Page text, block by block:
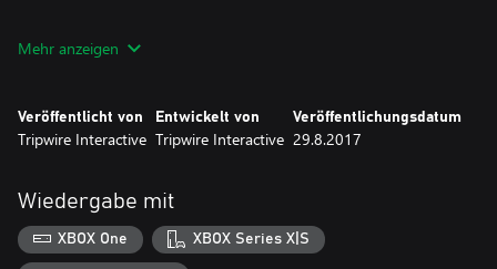
• Exklusive Inhalte für Xbox One – Sprühe Zeds mit flüssigem
Vorteil. Der Freeze Thrower hat acht Waffen-Skins, um sein
Aussehen deinen Wünschen anzupassen. Außerdem erhältst du
enthält sämtliche bereits erschienenen Zusatzinhalte,
einschließlich Tropical Bash und The Descent sowie Elemente der
Summer Sideshow.
Mehr anzeigen
Veröffentlicht von
Tripwire Interactive
Entwickelt von
Tripwire Interactive
Veröffentlichungsdatum
29.8.2017
Wiedergabe mit
XBOX One XBOX Series X|S